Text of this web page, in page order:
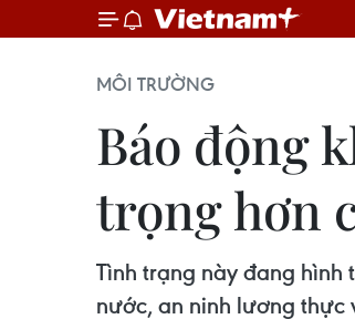
MÔI TRƯỜNG
Báo động
trọng hơn
Tình trạng này đang hình
nước, an ninh lương thực